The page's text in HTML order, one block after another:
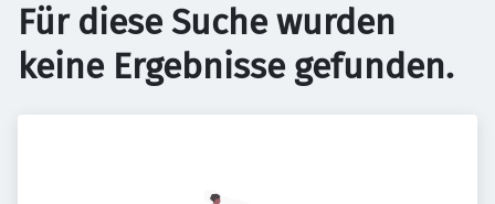
Für diese Suche wurden
keine Ergebnisse gefunden.